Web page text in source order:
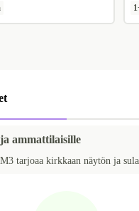
ammattilaisille
tarjoaa kirkkaan näytön ja